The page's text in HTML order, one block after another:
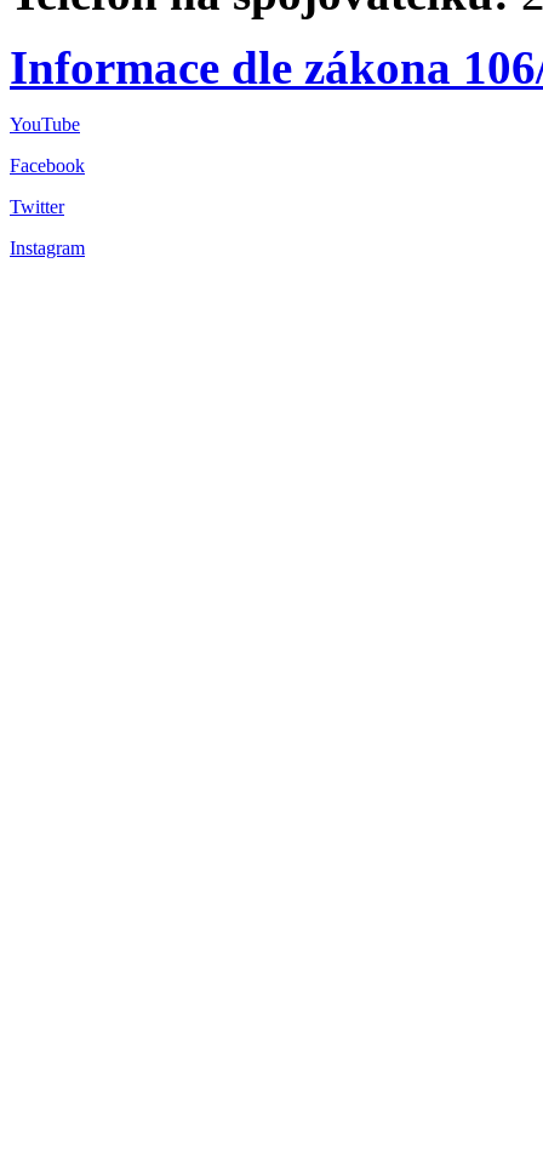
Informace dle zákona
YouTube
Facebook
Twitter
Instagram